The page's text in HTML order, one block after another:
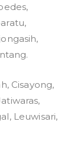
Cisayong,
Leuwisari,